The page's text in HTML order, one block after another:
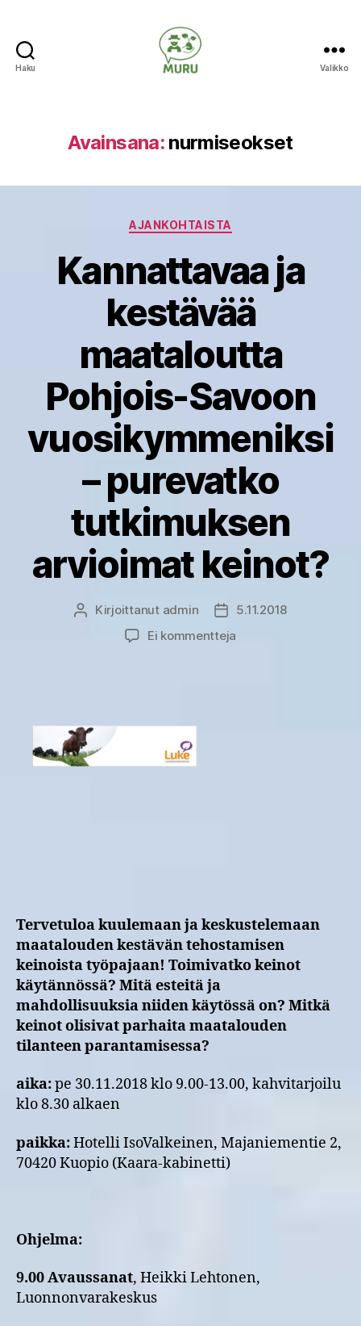
Haku Valikko
Avainsana: nurmiseokset
Kategoriat
AJANKOHTAISTA
Kannattavaa ja
kestävää
maataloutta
Pohjois-Savoon
vuosikymmeniksi
– purevatko
tutkimuksen
arvioimat keinot?
Kirjoittaja
Kirjoittanut admin Julkaisupäivämäärä
5.11.2018
Ei kommentteja
Tervetuloa kuulemaan ja keskustelemaan
maatalouden kestävän tehostamisen
keinoista työpajaan! Toimivatko keinot
käytännössä? Mitä esteitä ja
mahdollisuuksia niiden käytössä on? Mitkä
keinot olisivat parhaita maatalouden
tilanteen parantamisessa?
aika:pe 30.11.2018 klo 9.00-13.00, kahvitarjoilu
klo 8.30 alkaen
paikka:Hotelli IsoValkeinen, Majaniementie 2,
70420 Kuopio (Kaara-kabinetti)
Ohjelma:
9.00 Avaussanat, Heikki Lehtonen,
Luonnonvarakeskus